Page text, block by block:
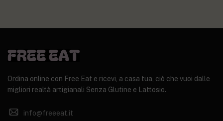
Ordina online con Free Eat e ricevi, a casa tua, ciò che vuoi dalle
migliori realtà artigianali Senza Glutine e Lattosio.
info@freeeat.it